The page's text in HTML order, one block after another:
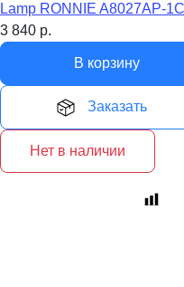
Lamp RONNIE A8027AP-
3 840 р.
В корзину
Заказать
Нет в наличии